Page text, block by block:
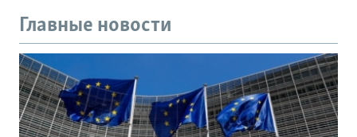
Главные новости